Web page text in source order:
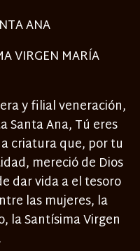
ANA
VIRGEN MARÍA
y filial veneración,
Santa Ana, Tú eres
criatura que, por tu
mereció de Dios
dar vida a el tesoro
las mujeres, la
la Santísima Virgen